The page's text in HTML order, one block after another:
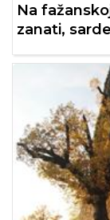
Na
zanati,